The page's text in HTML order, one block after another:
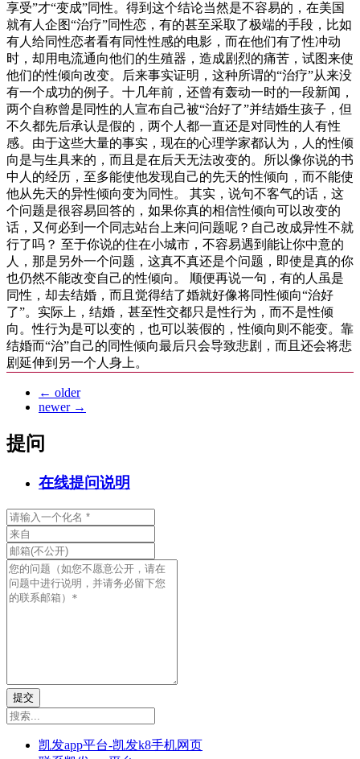
享受”才“变成”同性。得到这个结论当然是不容易的，在美国
就有人企图“治疗”同性恋，有的甚至采取了极端的手段，比如
有人给同性恋者看有同性性感的电影，而在他们有了性冲动
时，却用电流通向他们的生殖器，造成剧烈的痛苦，试图来使
他们的性倾向改变。后来事实证明，这种所谓的“治疗”从来没
有一个成功的例子。十几年前，还曾有轰动一时的一段新闻，
两个自称曾是同性的人宣布自己被“治好了”并结婚生孩子，但
不久都先后承认是假的，两个人都一直还是对同性的人有性
感。由于这些大量的事实，现在的心理学家都认为，人的性倾
向是与生具来的，而且是在后天无法改变的。所以像你说的书
中人的经历，至多能使他发现自己的先天的性倾向，而不能使
他从先天的异性倾向变为同性。 其实，说句不客气的话，这
个问题是很容易回答的，如果你真的相信性倾向可以改变的
话，又何必到一个同志站台上来问问题呢？自己改成异性不就
行了吗？ 至于你说的住在小城市，不容易遇到能让你中意的
人，那是另外一个问题，这真不真还是个问题，即使是真的你
也仍然不能改变自己的性倾向。 顺便再说一句，有的人虽是
同性，却去结婚，而且觉得结了婚就好像将同性倾向“治好
了”。实际上，结婚，甚至性交都只是性行为，而不是性倾
向。性行为是可以变的，也可以装假的，性倾向则不能变。靠
结婚而“治”自己的同性倾向最后只会导致悲剧，而且还会将悲
剧延伸到另一个人身上。
← older
newer →
提问
在线提问说明
提交
凯发app平台-凯发k8手机网页